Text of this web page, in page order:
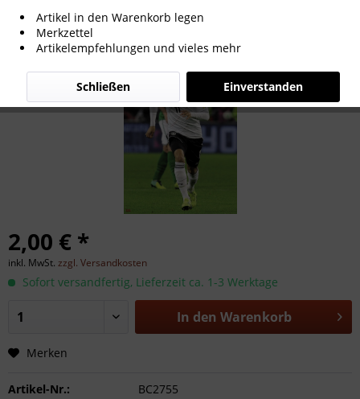
2,00 € *
inkl. MwSt. zzgl. Versandkosten
Sofort versandfertig, Lieferzeit ca. 1-3 Werktage
In den Warenkorb
Merken
Artikel-Nr.:
BC2755
Artikel in den Warenkorb legen
Merkzettel
Artikelempfehlungen und vieles mehr
Einverstanden
Schließen